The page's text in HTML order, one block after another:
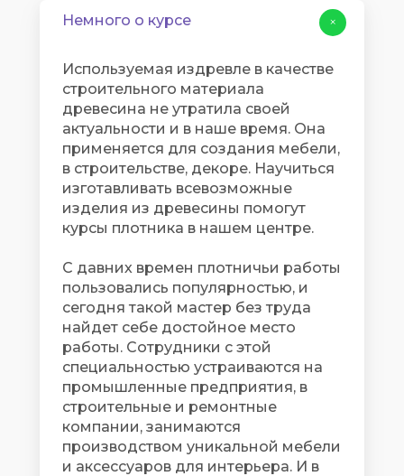
Немного о курсе
Используемая издревле в качестве
строительного материала
древесина не утратила своей
актуальности и в наше время. Она
применяется для создания мебели,
в строительстве, декоре. Научиться
изготавливать всевозможные
изделия из древесины помогут
курсы плотника в нашем центре.
С давних времен плотничьи работы
пользовались популярностью, и
сегодня такой мастер без труда
найдет себе достойное место
работы. Сотрудники с этой
специальностью устраиваются на
промышленные предприятия, в
строительные и ремонтные
компании, занимаются
производством уникальной мебели
и аксессуаров для интерьера. И в
+